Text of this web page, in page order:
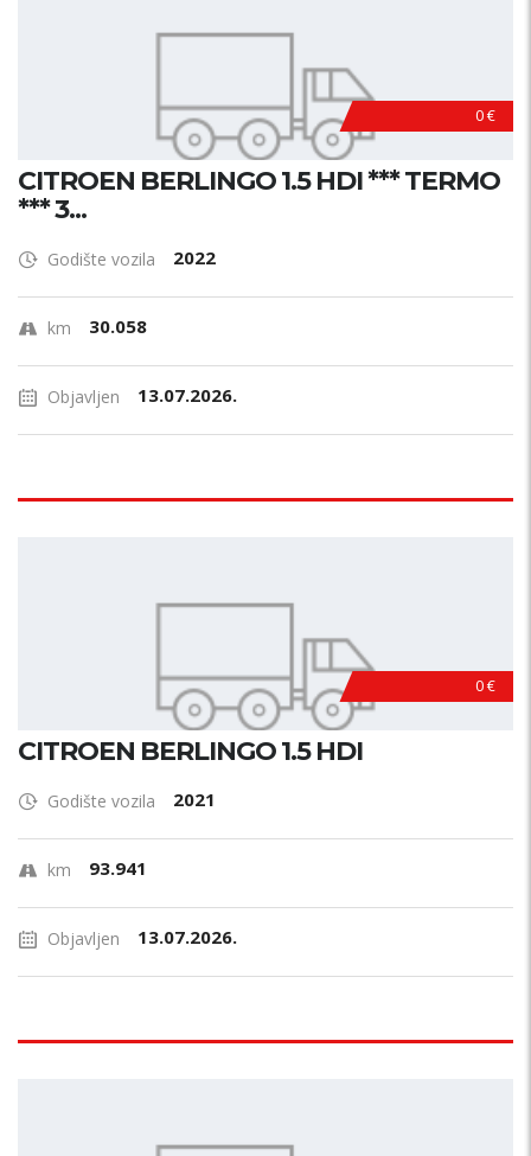
0 €
CITROEN BERLINGO 1.5 HDI *** TERMO
*** 3...
Godište vozila 2022
km 30.058
Objavljen 13.07.2026.
0 €
CITROEN BERLINGO 1.5 HDI
Godište vozila 2021
km 93.941
Objavljen 13.07.2026.